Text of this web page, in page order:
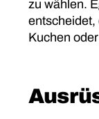
zu wählen.
entscheidet,
Kuchen